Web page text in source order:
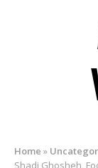
Home »
Shadi Ghosheh,